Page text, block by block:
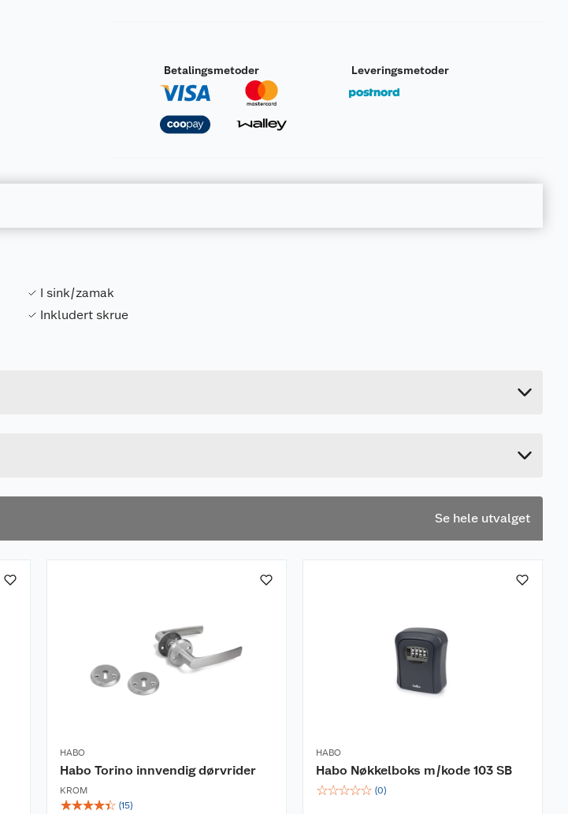
Betalingsmetoder Leveringsmetoder
I sink/zamak
Inkludert skrue
Se hele utvalget
HABO
Habo Torino innvendig dørvrider
KROM
☆☆☆☆☆ (15)
HABO
Habo Nøkkelboks m/kode 103 SB
☆☆☆☆☆ (0)